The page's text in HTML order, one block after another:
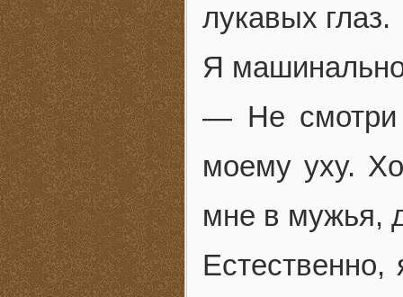
лукавых глаз.
Я
— Не смотри
моему уху.
мне в мужья,